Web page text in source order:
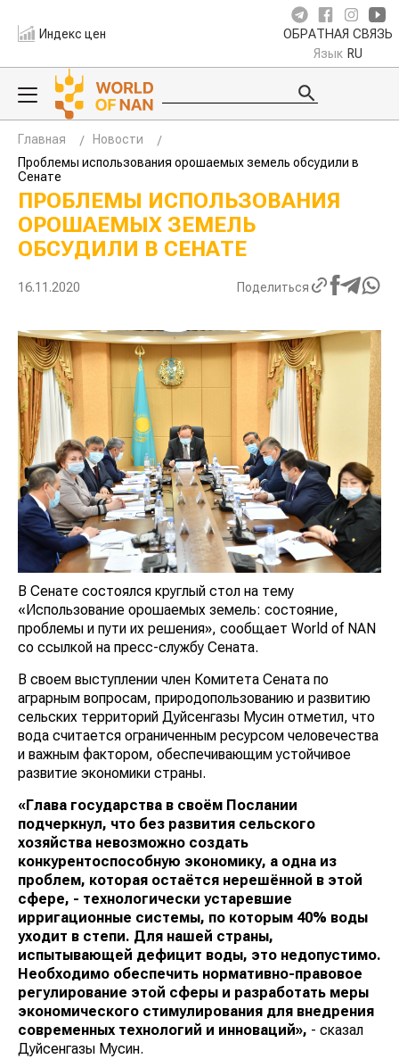
Индекс цен ОБРАТНАЯ СВЯЗЬ
Язык RU
Главная
Новости
Проблемы использования орошаемых земель обсудили в
Сенате
ПРОБЛЕМЫ ИСПОЛЬЗОВАНИЯ
ОРОШАЕМЫХ ЗЕМЕЛЬ
ОБСУДИЛИ В СЕНАТЕ
16.11.2020 Поделиться
В Сенате состоялся круглый стол на тему
«Использование орошаемых земель: состояние,
проблемы и пути их решения», сообщает World of NAN
со ссылкой на пресс-службу Сената.
В своем выступлении член Комитета Сената по
аграрным вопросам, природопользованию и развитию
сельских территорий Дуйсенгазы Мусин отметил, что
вода считается ограниченным ресурсом человечества
и важным фактором, обеспечивающим устойчивое
развитие экономики страны.
«Глава государства в своём Послании
подчеркнул, что без развития сельского
хозяйства невозможно создать
конкурентоспособную экономику, а одна из
проблем, которая остаётся нерешённой в этой
сфере, - технологически устаревшие
ирригационные системы, по которым 40% воды
уходит в степи. Для нашей страны,
испытывающей дефицит воды, это недопустимо.
Необходимо обеспечить нормативно-правовое
регулирование этой сферы и разработать меры
экономического стимулирования для внедрения
современных технологий и инноваций», - сказал
Дуйсенгазы Мусин.